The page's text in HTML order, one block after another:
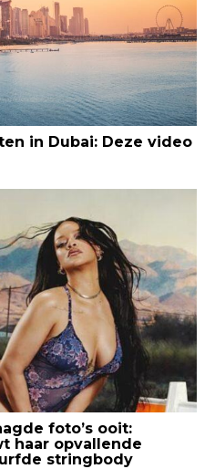
in Dubai: Deze video
foto’s ooit:
haar opvallende
stringbody